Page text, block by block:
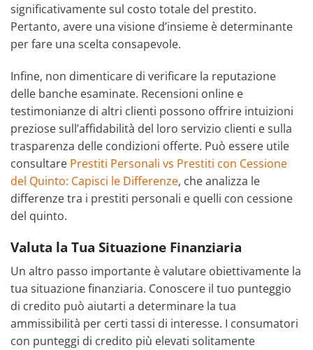
significativamente sul costo totale del prestito.
Pertanto, avere una visione d’insieme è determinante
per fare una scelta consapevole.
Infine, non dimenticare di verificare la reputazione
delle banche esaminate. Recensioni online e
testimonianze di altri clienti possono offrire intuizioni
preziose sull’affidabilità del loro servizio clienti e sulla
trasparenza delle condizioni offerte. Può essere utile
consultare Prestiti Personali vs Prestiti con Cessione
del Quinto: Capisci le Differenze, che analizza le
differenze tra i prestiti personali e quelli con cessione
del quinto.
Valuta la Tua Situazione Finanziaria
Un altro passo importante è valutare obiettivamente la
tua situazione finanziaria. Conoscere il tuo punteggio
di credito può aiutarti a determinare la tua
ammissibilità per certi tassi di interesse. I consumatori
con punteggi di credito più elevati solitamente